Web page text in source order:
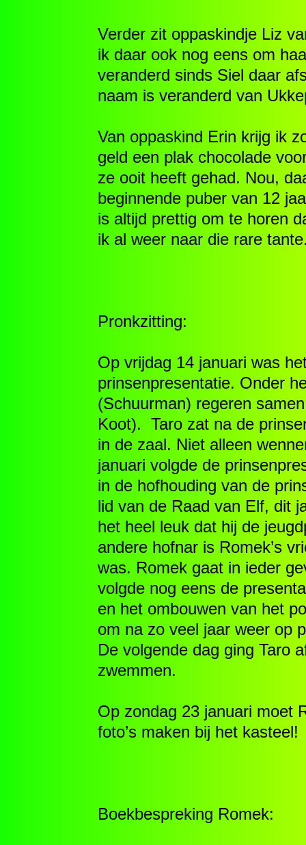
Verder zit oppaskindje Liz
ik daar ook nog eens om
veranderd sinds Siel daar
naam is veranderd van
Van oppaskind Erin krijg ik
geld een plak chocolade
ze ooit heeft gehad. Nou,
beginnende puber van 12
is altijd prettig om te horen
ik al weer naar die rare
Pronkzitting:
Op vrijdag 14 januari was
prinsenpresentatie. Onder
(Schuurman) regeren
Koot). Taro zat na de
in de zaal. Niet alleen
januari volgde de
in de hofhouding van de
lid van de Raad van Elf, dit
het heel leuk dat hij de
andere hofnar is Romek’s
was. Romek gaat in ieder
volgde nog eens de
en het ombouwen van het
om na zo veel jaar weer op
De volgende dag ging Taro
zwemmen.
Op zondag 23 januari moet
foto’s maken bij het kasteel!
Boekbespreking Romek: